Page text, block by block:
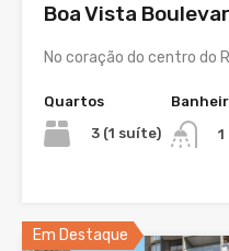
Boa Vista
No coração do centro do
Quartos
3 (1 suíte)
1
Em Destaque